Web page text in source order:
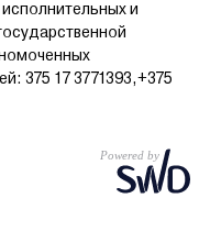
и
375 17 3771393,+375